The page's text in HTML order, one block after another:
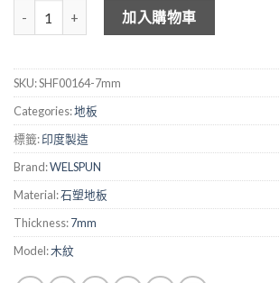
WELSPUN 7mm 木紋石塑地板 - SHF00164 數量
加入購物車
SKU:SHF00164-7mm
Categories:地板
標籤:印度製造
Brand:WELSPUN
Material:石塑地板
Thickness:7mm
Model:木紋